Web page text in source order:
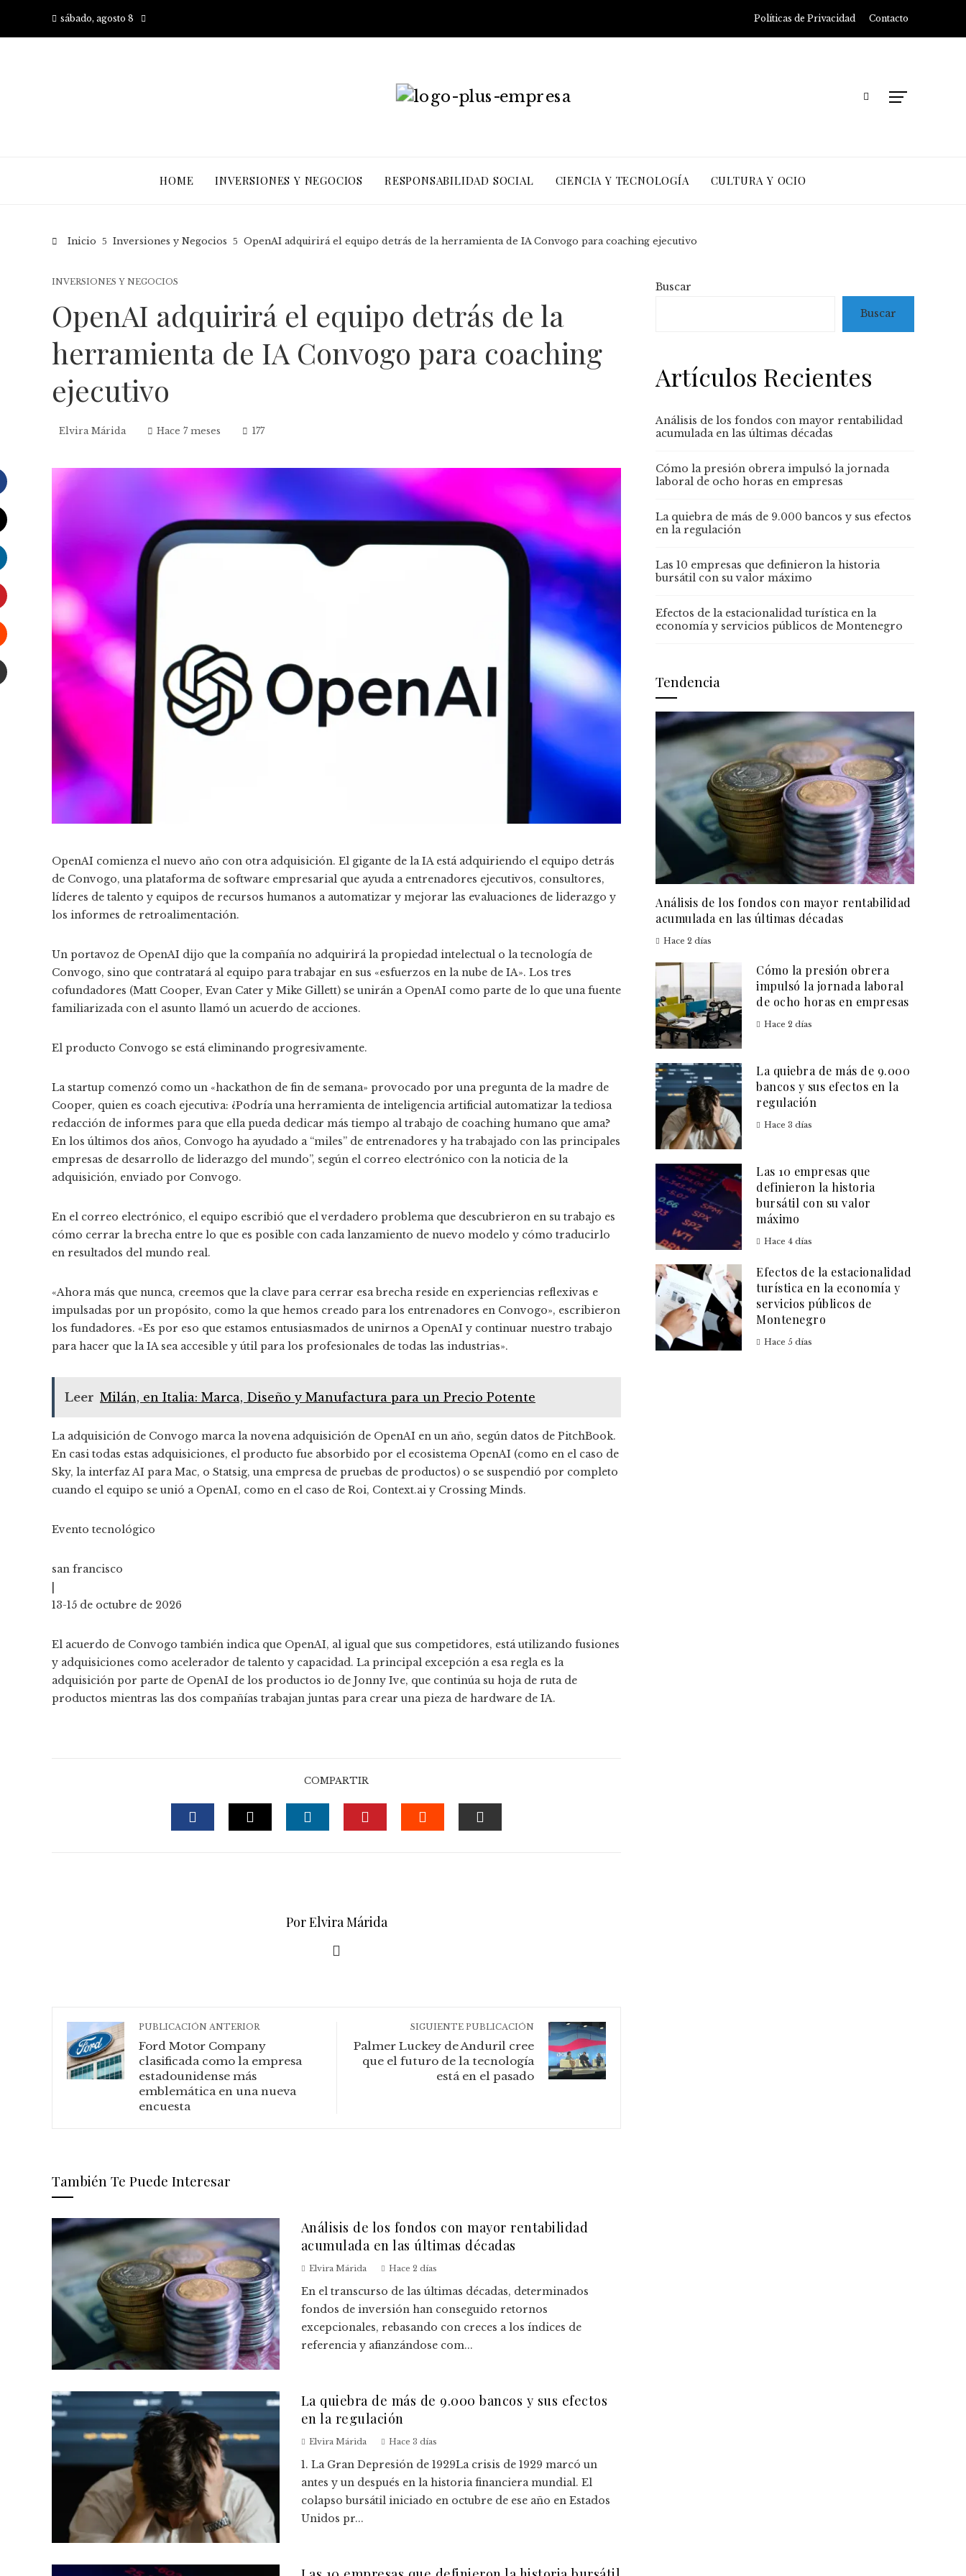
sábado, agosto 8 Políticas de Privacidad Contacto
HOME INVERSIONES Y NEGOCIOS RESPONSABILIDAD SOCIAL CIENCIA Y TECNOLOGÍA CULTURA Y OCIO
Inicio Inversiones y Negocios OpenAI adquirirá el equipo detrás de la herramienta de IA Convogo para coaching ejecutivo
INVERSIONES Y NEGOCIOS
OpenAI adquirirá el equipo detrás de la
herramienta de IA Convogo para coaching
ejecutivo
Elvira Márida Hace 7 meses 177
OpenAI comienza el nuevo año con otra adquisición. El gigante de la IA está adquiriendo el equipo detrás
de Convogo, una plataforma de software empresarial que ayuda a entrenadores ejecutivos, consultores,
líderes de talento y equipos de recursos humanos a automatizar y mejorar las evaluaciones de liderazgo y
los informes de retroalimentación.
Un portavoz de OpenAI dijo que la compañía no adquirirá la propiedad intelectual o la tecnología de
Convogo, sino que contratará al equipo para trabajar en sus «esfuerzos en la nube de IA». Los tres
cofundadores (Matt Cooper, Evan Cater y Mike Gillett) se unirán a OpenAI como parte de lo que una fuente
familiarizada con el asunto llamó un acuerdo de acciones.
El producto Convogo se está eliminando progresivamente.
La startup comenzó como un «hackathon de fin de semana» provocado por una pregunta de la madre de
Cooper, quien es coach ejecutiva: ¿Podría una herramienta de inteligencia artificial automatizar la tediosa
redacción de informes para que ella pueda dedicar más tiempo al trabajo de coaching humano que ama?
En los últimos dos años, Convogo ha ayudado a “miles” de entrenadores y ha trabajado con las principales
empresas de desarrollo de liderazgo del mundo”, según el correo electrónico con la noticia de la
adquisición, enviado por Convogo.
En el correo electrónico, el equipo escribió que el verdadero problema que descubrieron en su trabajo es
cómo cerrar la brecha entre lo que es posible con cada lanzamiento de nuevo modelo y cómo traducirlo
en resultados del mundo real.
«Ahora más que nunca, creemos que la clave para cerrar esa brecha reside en experiencias reflexivas e
impulsadas por un propósito, como la que hemos creado para los entrenadores en Convogo», escribieron
los fundadores. «Es por eso que estamos entusiasmados de unirnos a OpenAI y continuar nuestro trabajo
para hacer que la IA sea accesible y útil para los profesionales de todas las industrias».
Leer Milán, en Italia: Marca, Diseño y Manufactura para un Precio Potente
La adquisición de Convogo marca la novena adquisición de OpenAI en un año, según datos de PitchBook.
En casi todas estas adquisiciones, el producto fue absorbido por el ecosistema OpenAI (como en el caso de
Sky, la interfaz AI para Mac, o Statsig, una empresa de pruebas de productos) o se suspendió por completo
cuando el equipo se unió a OpenAI, como en el caso de Roi, Context.ai y Crossing Minds.
Evento tecnológico
san francisco
13-15 de octubre de 2026
El acuerdo de Convogo también indica que OpenAI, al igual que sus competidores, está utilizando fusiones
y adquisiciones como acelerador de talento y capacidad. La principal excepción a esa regla es la
adquisición por parte de OpenAI de los productos io de Jonny Ive, que continúa su hoja de ruta de
productos mientras las dos compañías trabajan juntas para crear una pieza de hardware de IA.
COMPARTIR
Por Elvira Márida
PUBLICACIÓN ANTERIOR
Ford Motor Company
clasificada como la empresa
estadounidense más
emblemática en una nueva
encuesta
SIGUIENTE PUBLICACIÓN
Palmer Luckey de Anduril cree
que el futuro de la tecnología
está en el pasado
También Te Puede Interesar
Análisis de los fondos con mayor rentabilidad
acumulada en las últimas décadas
Elvira Márida Hace 2 días
En el transcurso de las últimas décadas, determinados
fondos de inversión han conseguido retornos
excepcionales, rebasando con creces a los índices de
referencia y afianzándose com...
La quiebra de más de 9.000 bancos y sus efectos
en la regulación
Elvira Márida Hace 3 días
1. La Gran Depresión de 1929La crisis de 1929 marcó un
antes y un después en la historia financiera mundial. El
colapso bursátil iniciado en octubre de ese año en Estados
Unidos pr...
Buscar
Buscar
Artículos Recientes
Análisis de los fondos con mayor rentabilidad
acumulada en las últimas décadas
Cómo la presión obrera impulsó la jornada
laboral de ocho horas en empresas
La quiebra de más de 9.000 bancos y sus efectos
en la regulación
Las 10 empresas que definieron la historia
bursátil con su valor máximo
Efectos de la estacionalidad turística en la
economía y servicios públicos de Montenegro
Tendencia
Análisis de los fondos con mayor rentabilidad
acumulada en las últimas décadas
Hace 2 días
Cómo la presión obrera
impulsó la jornada laboral
de ocho horas en empresas
Hace 2 días
La quiebra de más de 9.000
bancos y sus efectos en la
regulación
Hace 3 días
Las 10 empresas que
definieron la historia
bursátil con su valor
máximo
Hace 4 días
Efectos de la estacionalidad
turística en la economía y
servicios públicos de
Montenegro
Hace 5 días